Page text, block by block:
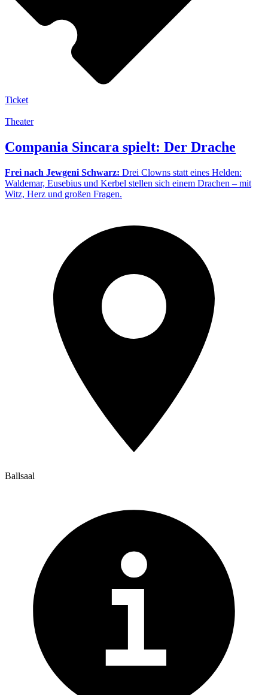
Ticket
Theater
Compania Sincara spielt: Der Drache
Frei nach Jewgeni Schwarz: Drei Clowns statt eines Helden:
Waldemar, Eusebius und Kerbel stellen sich einem Drachen – mit
Witz, Herz und großen Fragen.
Ballsaal